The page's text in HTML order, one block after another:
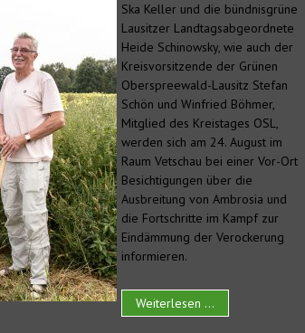
Ska Keller und die bündnisgrüne
Lausitzer Landtagsabgeordnete
Heide Schinowsky, wie auch der
Kreisvorsitzende der Grünen
Oberspreewald-Lausitz Stefan
Schön und Winfried Böhmer,
Mitglied des Kreistages OSL,
werden sich am 24. August im
Raum Vetschau bei einer Vor-Ort
Besichtigungen über die
Ausbreitung von Ambrosia und
die Fortschritte im Kampf zur
Eindämmung der Verockerung
informieren.
Weiterlesen ...